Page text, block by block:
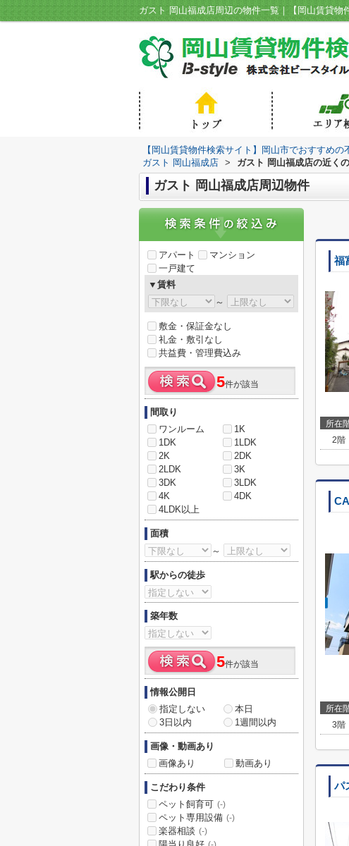
【岡山賃貸物件検索サイト】岡山市でおすすめの
ガスト 岡山福成店 > ガスト 岡山福成店の近く
ガスト 岡山福成店周辺物件
福
所在
2階
所在
3階
パ
アパート
マンション
一戸建て
▼賃料
～
敷金・保証金なし
礼金・敷引なし
共益費・管理費込み
5件が該当
間取り
ワンルーム
1K
1DK
1LDK
2K
2DK
2LDK
3K
3DK
3LDK
4K
4DK
4LDK以上
面積
～
駅からの徒歩
築年数
5件が該当
情報公開日
指定しない
本日
3日以内
1週間以内
画像・動画あり
画像あり
動画あり
こだわり条件
ペット飼育可 (-)
ペット専用設備 (-)
楽器相談 (-)